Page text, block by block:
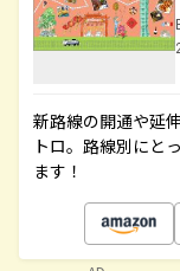
新路線の開通や延
トロ。路線別にと
ます！